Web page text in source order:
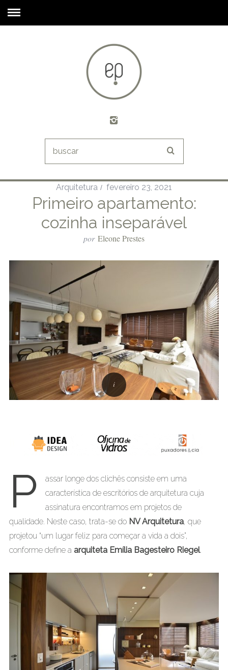
Arquitetura fevereiro 23, 2021
Primeiro apartamento:
cozinha inseparável
por Eleone Prestes
P
assar longe dos clichês consiste em uma
característica de escritórios de arquitetura cuja
assinatura encontramos em projetos de
qualidade. Neste caso, trata-se do NV Arquitetura, que
projetou “um lugar feliz para começar a vida a dois”,
conforme define a arquiteta Emília Bagesteiro Riegel.